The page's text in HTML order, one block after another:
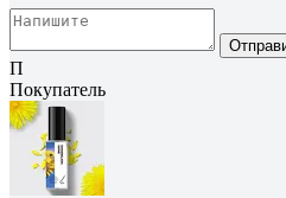
П
Покупатель